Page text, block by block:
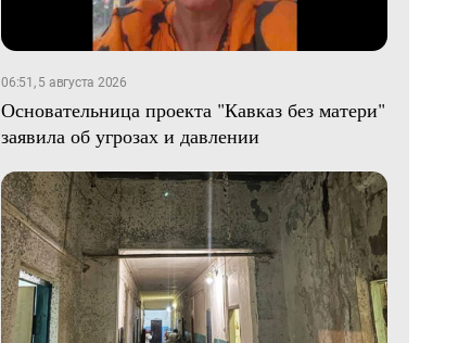
06:51, 5 августа 2026
Основательница проекта "Кавказ без матери"
заявила об угрозах и давлении